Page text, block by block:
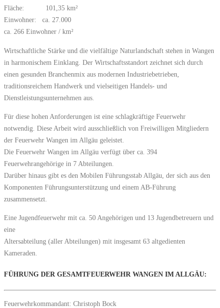
Fläche: 101,35 km²
Einwohner: ca. 27.000
ca. 266 Einwohner / km²
Wirtschaftliche Stärke und die vielfältige Naturlandschaft stehen in Wangen
in harmonischem Einklang. Der Wirtschaftsstandort zeichnet sich durch
einen gesunden Branchenmix aus modernen Industriebetrieben,
traditionsreichem Handwerk und vielseitigen Handels- und
Dienstleistungsunternehmen aus.
Für diese hohen Anforderungen ist eine schlagkräftige Feuerwehr
notwendig. Diese Arbeit wird ausschließlich von Freiwilligen Mitgliedern
der Feuerwehr Wangen im Allgäu geleistet.
Die Feuerwehr Wangen im Allgäu verfügt über ca. 394
Feuerwehrangehörige in 7 Abteilungen.
Darüber hinaus gibt es den Mobilen Führungsstab Allgäu, der sich aus den
Komponenten Führungsunterstützung und einem AB-Führung
zusammensetzt.
Eine Jugendfeuerwehr mit ca. 50 Angehörigen und 13 Jugendbetreuern und
eine
Altersabteilung (aller Abteilungen) mit insgesamt 63 altgedienten
Kameraden.
FÜHRUNG DER GESAMTFEUERWEHR WANGEN IM ALLGÄU:
Feuerwehrkommandant: Christoph Bock